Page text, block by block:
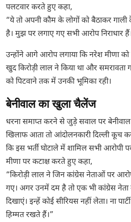
पलटवार करते हुए कहा,
“ये तो अपनी कौम के लोगों को बैठाकर
है। मुझ पर लगाए गए सभी आरोप निराधार
उन्होंने आगे आरोप लगाया कि नरेश मीणा को
खुद किरोड़ी लाल ने किया था और
को पिटवाने तक में उनकी भूमिका रही।
बेनीवाल का खुला चैलेंज
धरना समाप्त करने से जुड़े सवाल पर
खिलाफ आता तो आंदोलनकारी दिल्ली कूच
कि इस भर्ती घोटाले में शामिल सभी आरोपी
मीणा पर कटाक्ष करते हुए कहा,
“किरोड़ी लाल ने जिन कांग्रेस नेताओं पर
गए। अगर उनमें दम है तो एक भी कांग्रेस नेता
दिखाएं। इन्हें कोई सीरियस नहीं लेता। ना
हिम्मत रखते हैं।”